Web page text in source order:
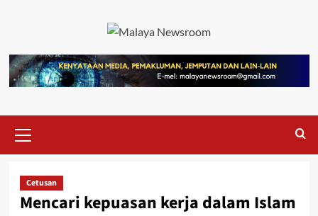
Cetusan
Mencari kepuasan kerja dalam Islam